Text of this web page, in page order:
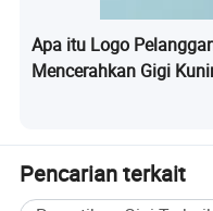
Apa itu Logo
Mencerahkan Gigi
Pencarian terkait